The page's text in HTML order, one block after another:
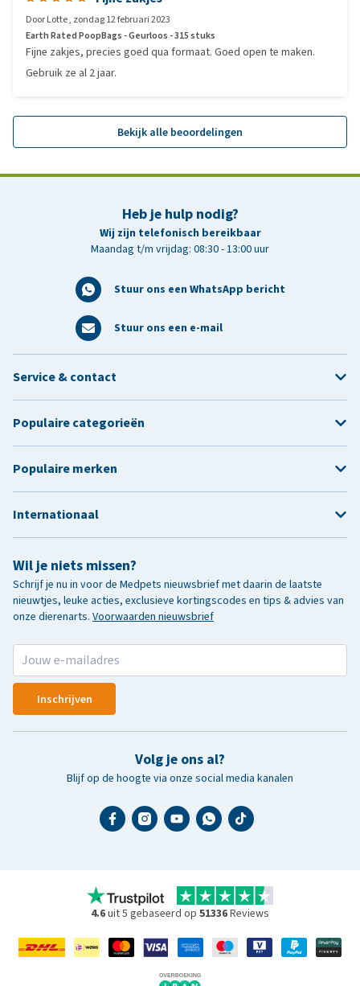
DoorLotte, zondag 12 februari 2023
Earth Rated PoopBags - Geurloos - 315 stuks
Fijne zakjes, precies goed qua formaat. Goed open te maken.
Gebruik ze al 2 jaar.
Bekijk alle beoordelingen
Heb je hulp nodig?
Wij zijn telefonisch bereikbaar
Maandag t/m vrijdag: 08:30 - 13:00 uur
Stuur ons een WhatsApp bericht
Stuur ons een e-mail
Wil je niets missen?
Schrijf je nu in voor de Medpets nieuwsbrief met daarin de laatste
nieuwtjes, leuke acties, exclusieve kortingscodes en tips & advies van
onze dierenarts. Voorwaarden nieuwsbrief
Inschrijven
Volg je ons al?
Blijf op de hoogte via onze social media kanalen
Service & contact
Populaire categorieën
Populaire merken
Internationaal
4.6uit 5 gebaseerd op 51336Reviews